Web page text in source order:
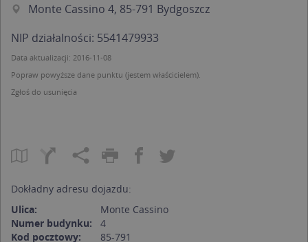
Monte Cassino 4, 85-791 Bydgoszcz
NIP działalności: 5541479933
Data aktualizacji: 2016-11-08
Popraw powyższe dane punktu (jestem właścicielem).
Zgłoś do usunięcia
Dokładny adresu dojazdu:
Ulica:
Monte Cassino
Numer budynku:
4
Kod pocztowy:
85-791